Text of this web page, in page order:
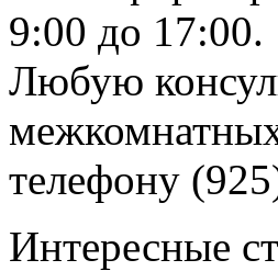
9:00 до 17:00.
Любую
телефону
Интересные